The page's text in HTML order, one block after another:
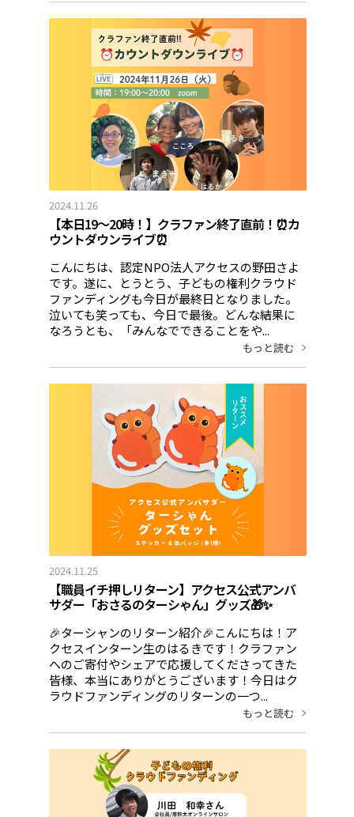
2024.11.26
【本日19～20時！】クラファン終了直前！⏰カ
ウントダウンライブ⏰
こんにちは、認定NPO法人アクセスの野田さよ
です。遂に、とうとう、子どもの権利クラウド
ファンディングも今日が最終日となりました。
泣いても笑っても、今日で最後。どんな結果に
なろうとも、「みんなでできることをや...
もっと読む
2024.11.25
【職員イチ押しリターン】アクセス公式アンバ
サダー「おさるのターシゃん」グッズ🎁✨
🎉ターシャンのリターン紹介🎉こんにちは！ア
クセスインターン生のはるきです！クラファン
へのご寄付やシェアで応援してくださってきた
皆様、本当にありがとうございます！今日はク
ラウドファンディングのリターンの一つ...
もっと読む